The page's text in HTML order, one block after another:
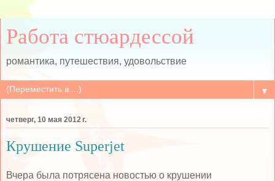
Работа стюардессой
романтика, путешествия, удовольствие
▼
четверг, 10 мая 2012 г.
Крушение Superjet
Вчера была потрясена новостью о крушении